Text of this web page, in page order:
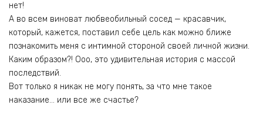
нет!
А во всем виноват любвеобильный сосед — красавчик,
который, кажется, поставил себе цель как можно ближе
познакомить меня с интимной стороной своей личной жизни.
Каким образом?! Ооо, это удивительная история с массой
последствий.
Вот только я никак не могу понять, за что мне такое
наказание… или все же счастье?